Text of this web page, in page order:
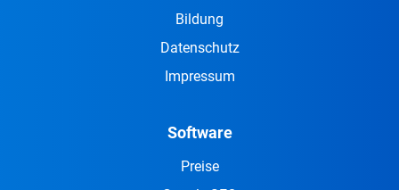
Bildung
Datenschutz
Impressum
Software
Preise